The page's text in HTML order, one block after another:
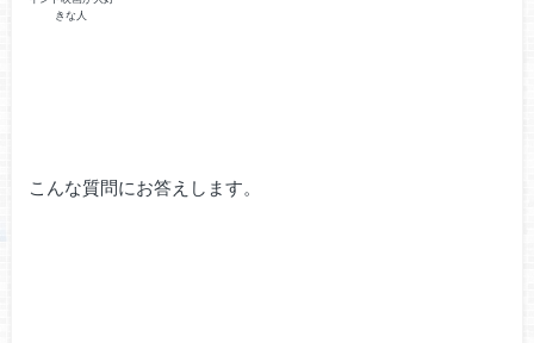
きな人
こんな質問にお答えします。